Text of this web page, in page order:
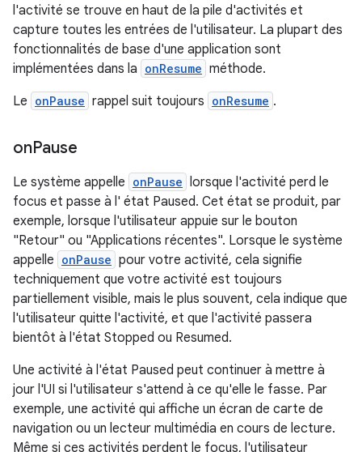
l'activité se trouve en haut de la pile d'activités et
capture toutes les entrées de l'utilisateur. La plupart des
fonctionnalités de base d'une application sont
implémentées dans la onResume méthode.
Le onPause rappel suit toujours onResume .
onPause
Le système appelle onPause lorsque l'activité perd le
focus et passe à l' état Paused. Cet état se produit, par
exemple, lorsque l'utilisateur appuie sur le bouton
"Retour" ou "Applications récentes". Lorsque le système
appelle onPause pour votre activité, cela signifie
techniquement que votre activité est toujours
partiellement visible, mais le plus souvent, cela indique que
l'utilisateur quitte l'activité, et que l'activité passera
bientôt à l'état Stopped ou Resumed.
Une activité à l'état Paused peut continuer à mettre à
jour l'UI si l'utilisateur s'attend à ce qu'elle le fasse. Par
exemple, une activité qui affiche un écran de carte de
navigation ou un lecteur multimédia en cours de lecture.
Même si ces activités perdent le focus, l'utilisateur